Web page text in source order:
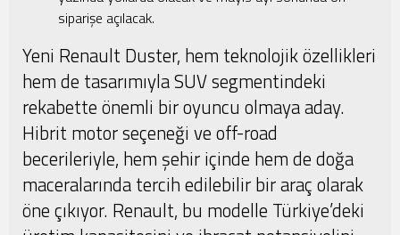
siparişe açılacak.
Yeni Renault Duster, hem teknolojik özellikleri
hem de tasarımıyla SUV segmentindeki
rekabette önemli bir oyuncu olmaya aday.
Hibrit motor seçeneği ve off-road
becerileriyle, hem şehir içinde hem de doğa
maceralarında tercih edilebilir bir araç olarak
öne çıkıyor. Renault, bu modelle Türkiye’deki